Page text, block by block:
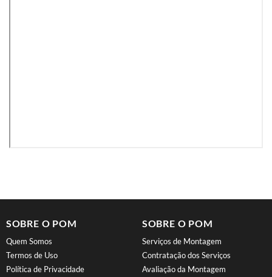
SOBRE O POM
Quem Somos
Termos de Uso
Política de Privacidade
SOBRE O POM
Serviços de Montagem
Contratação dos Serviços
Avaliação da Montagem